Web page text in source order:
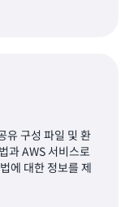
유 구성 파일 및 환
과 AWS 서비스로
에 대한 정보를 제